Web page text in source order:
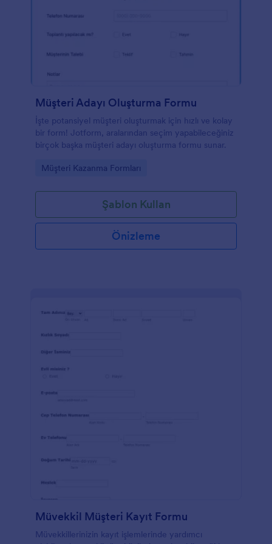
Müşteri Adayı Oluşturma Formu
İşte potansiyel müşteri oluşturmak için hızlı ve kolay
bir form! Jotform, aralarından seçim yapabileceğiniz
birçok başka müşteri adayı oluşturma formu sunar.
Go to Category:
Müşteri Kazanma Formları
Şablon Kullan
Önizleme
Müvekkil Müşteri Kayıt Formu
Müvekkillerinizin kayıt işlemlerinde yardımcı